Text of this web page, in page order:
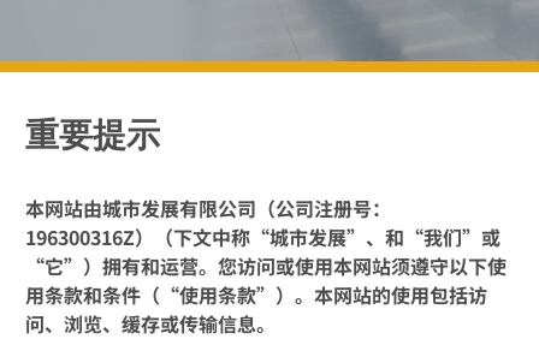
重要提示
本网站由城市发展有限公司（公司注册号：
196300316Z）（下文中称“城市发展”、和“我们”或
“它”）拥有和运营。您访问或使用本网站须遵守以下使
用条款和条件（“使用条款”）。本网站的使用包括访
问、浏览、缓存或传输信息。